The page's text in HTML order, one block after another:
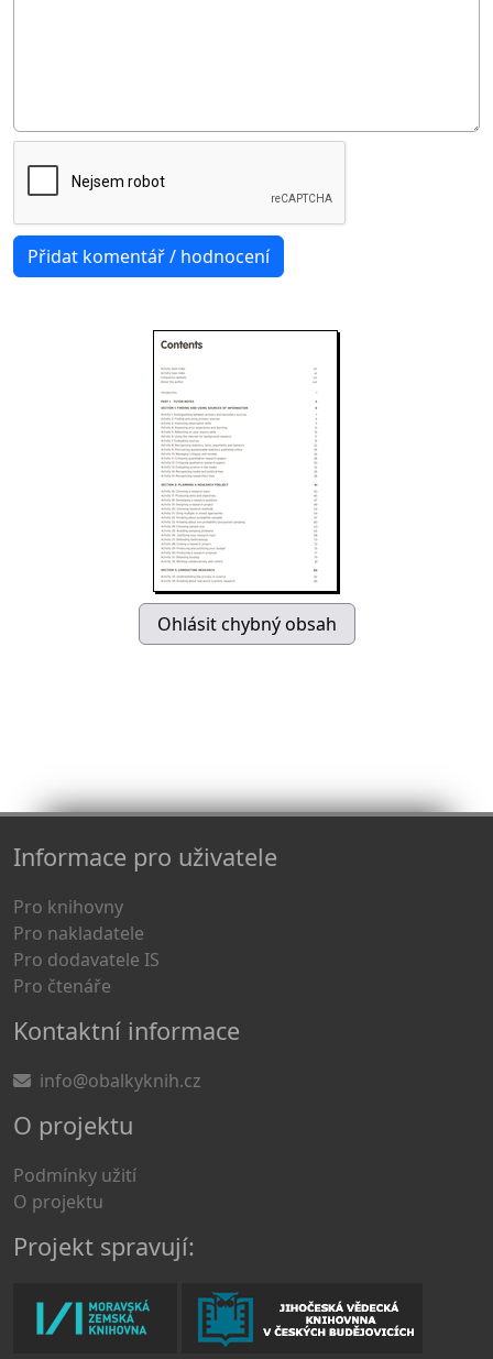
Informace pro uživatele
Pro knihovny
Pro nakladatele
Pro dodavatele IS
Pro čtenáře
Kontaktní informace
info@obalkyknih.cz
O projektu
Podmínky užití
O projektu
Projekt spravují: